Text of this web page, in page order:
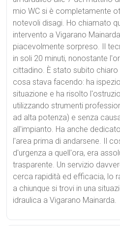
mio WC si è completamente
notevoli disagi. Ho chiamato
intervento a Vigarano
piacevolmente sorpreso. Il
in soli 20 minuti, nonostante
cittadino. È stato subito
cosa stava facendo: ha
situazione e ha risolto
utilizzando strumenti
ad alta potenza) e senza
all'impianto. Ha anche
l'area prima di andarsene. Il
d'urgenza a quell'ora, era
trasparente. Un servizio
cerca rapidità ed efficacia, lo
a chiunque si trovi in una
idraulica a Vigarano Mainarda.